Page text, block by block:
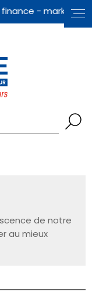
de notre
au mieux